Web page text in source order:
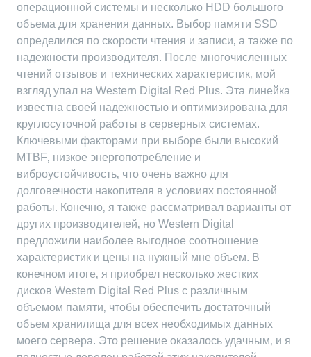
операционной системы и несколько HDD большого
объема для хранения данных. Выбор памяти SSD
определился по скорости чтения и записи‚ а также по
надежности производителя. После многочисленных
чтений отзывов и технических характеристик‚ мой
взгляд упал на Western Digital Red Plus. Эта линейка
известна своей надежностью и оптимизирована для
круглосуточной работы в серверных системах.
Ключевыми факторами при выборе были высокий
MTBF‚ низкое энергопотребление и
виброустойчивость‚ что очень важно для
долговечности накопителя в условиях постоянной
работы. Конечно‚ я также рассматривал варианты от
других производителей‚ но Western Digital
предложили наиболее выгодное соотношение
характеристик и цены на нужный мне объем. В
конечном итоге‚ я приобрел несколько жестких
дисков Western Digital Red Plus с различным
объемом памяти‚ чтобы обеспечить достаточный
объем хранилища для всех необходимых данных
моего сервера. Это решение оказалось удачным‚ и я